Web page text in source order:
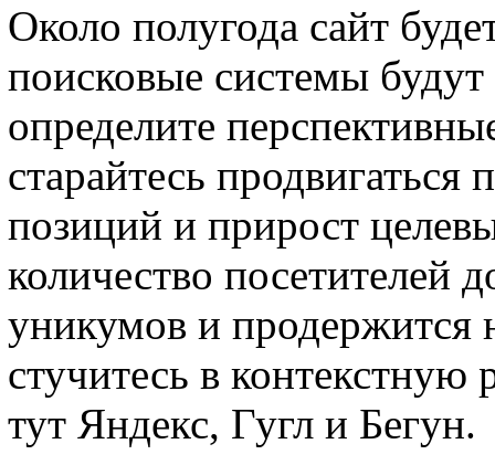
Около полугода сайт
поисковые системы
определите
старайтесь
позиций и прирост
количество посетителей
уникумов и продержится
стучитесь в
тут Яндекс, Гугл и Бегун.